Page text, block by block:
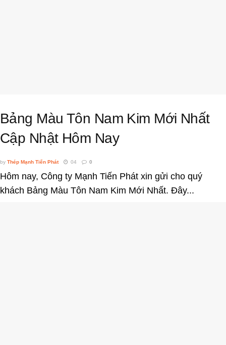
Bảng Màu Tôn Nam Kim Mới Nhất
Cập Nhật Hôm Nay
by Thép Mạnh Tiến Phát 04 0
Hôm nay, Công ty Mạnh Tiến Phát xin gửi cho quý
khách Bảng Màu Tôn Nam Kim Mới Nhất. Đây...